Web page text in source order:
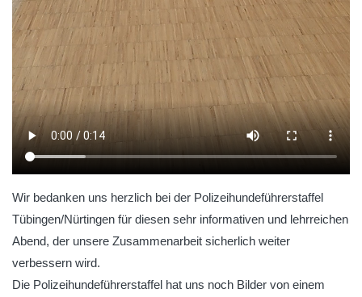
Wir bedanken uns herzlich bei der Polizeihundeführerstaffel
Tübingen/Nürtingen für diesen sehr informativen und lehrreichen
Abend, der unsere Zusammenarbeit sicherlich weiter
verbessern wird.
Die Polizeihundeführerstaffel hat uns noch Bilder von einem